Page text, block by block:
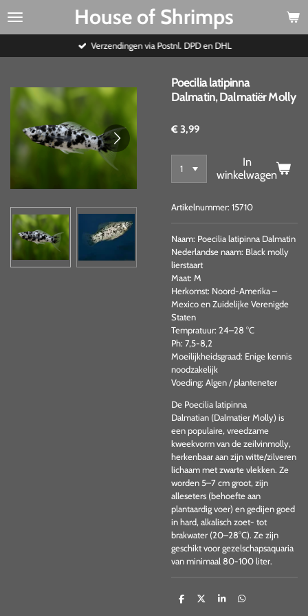
Ga
House of Shrimps
Verzendingen via Postnl. DPD en DHL
Poecilia latipinna
Dalmatin, Dalmatiër Molly
€ 3,99
In
winkelwagen
Artikelnummer: 15710
Naam: Poecilia latipinna Dalmatin
Nederlandse naam: Black molly
lierstaart
Maat: M
Herkomst: Noord-Amerika –
Mexico en Zuidelijke Verenigde
Staten
Tempratuur: 24–28 °C
Ph: 7,5-8,2
Moeilijkheidsgraad: Enige kennis
noodzakelijk
Voeding: Algen / planteneter
De Poecilia latipinna
Dalmatian (Dalmatier Molly) is
een populaire, vreedzame
kweekvorm van de zeilvinmolly,
herkenbaar aan zijn witte/zilveren
lichaam met zwarte vlekken. Ze
worden 5–7 cm groot, zijn
alleseters (behoefte aan
plantaardig voer) en gedijen goed
in hard, alkalisch zoet- tot
brakwater (20–28°C). Ze zijn
geschikt voor gezelschapsaquaria
van minimaal 80-100 liter.
D
D
S
D